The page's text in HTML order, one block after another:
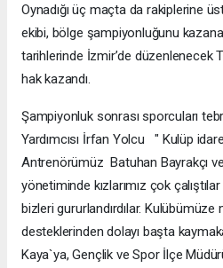
Oynadığı üç maçta da rakiplerine
ekibi, bölge şampiyonluğunu
tarihlerinde İzmir’de düzenlenecek
hak kazandı.
Şampiyonluk sonrası sporcuları
Yardımcısı İrfan Yolcu " Kulüp
Antrenörümüz Batuhan Bayrakçı
yönetiminde kızlarımız çok
bizleri gururlandırdılar. Kulübümüze
desteklerinden dolayı başta
Kaya`ya, Gençlik ve Spor İlçe